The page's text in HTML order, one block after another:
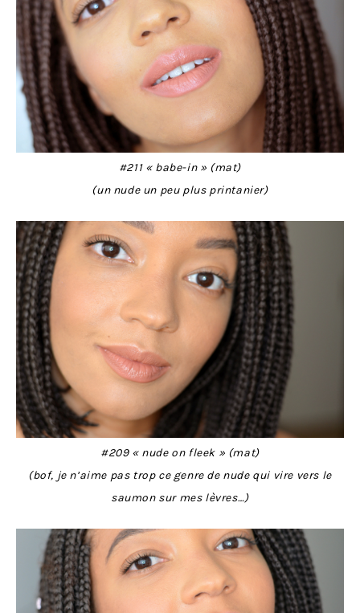
#211 « babe-in » (mat)
(un nude un peu plus printanier)
#209 « nude on fleek » (mat)
(bof, je n’aime pas trop ce genre de nude qui vire vers le
saumon sur mes lèvres…)